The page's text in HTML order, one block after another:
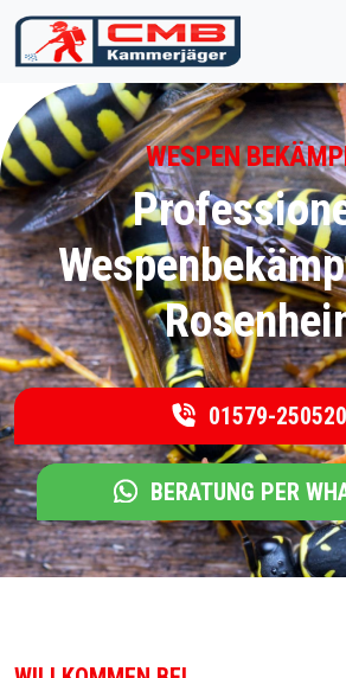
Zum Inhalt springen
WESPEN
01579-
BERATUNG PER